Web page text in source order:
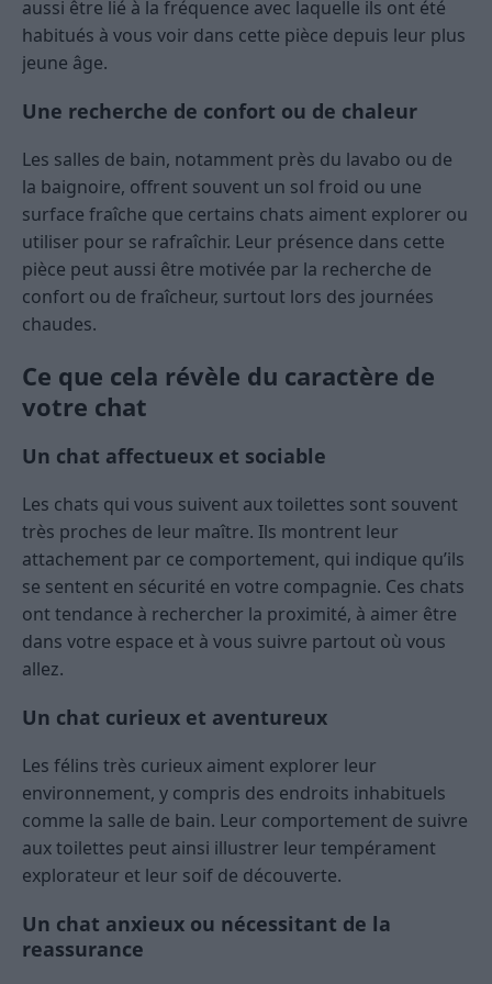
aussi être lié à la fréquence avec laquelle ils ont été
habitués à vous voir dans cette pièce depuis leur plus
jeune âge.
Une recherche de confort ou de chaleur
Les salles de bain, notamment près du lavabo ou de
la baignoire, offrent souvent un sol froid ou une
surface fraîche que certains chats aiment explorer ou
utiliser pour se rafraîchir. Leur présence dans cette
pièce peut aussi être motivée par la recherche de
confort ou de fraîcheur, surtout lors des journées
chaudes.
Ce que cela révèle du caractère de
votre chat
Un chat affectueux et sociable
Les chats qui vous suivent aux toilettes sont souvent
très proches de leur maître. Ils montrent leur
attachement par ce comportement, qui indique qu’ils
se sentent en sécurité en votre compagnie. Ces chats
ont tendance à rechercher la proximité, à aimer être
dans votre espace et à vous suivre partout où vous
allez.
Un chat curieux et aventureux
Les félins très curieux aiment explorer leur
environnement, y compris des endroits inhabituels
comme la salle de bain. Leur comportement de suivre
aux toilettes peut ainsi illustrer leur tempérament
explorateur et leur soif de découverte.
Un chat anxieux ou nécessitant de la
reassurance